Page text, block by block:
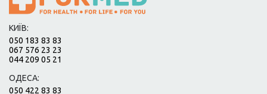
КИЇВ:
050 183 83 83
067 576 23 23
044 209 05 21
ОДЕСА:
050 422 83 83